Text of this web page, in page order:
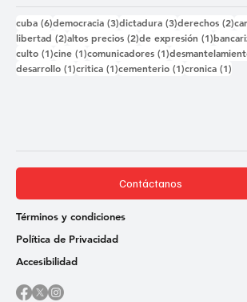
cuba (6)6 entradas
democracia (3)3 entradas
dictadura (3)3 entradas
derechos (2)2
libertad (2)2 entradas
altos precios (2)2 entradas
de expresión (1)1
culto (1)1 entrada
cine (1)1 entrada
comunicadores (1)1 entrada
desarrollo (1)1 entrada
critica (1)1 entrada
cementerio (1)1 entrada
cronica (1)
Contáctanos
Términos y condiciones
Política de Privacidad
Accesibilidad